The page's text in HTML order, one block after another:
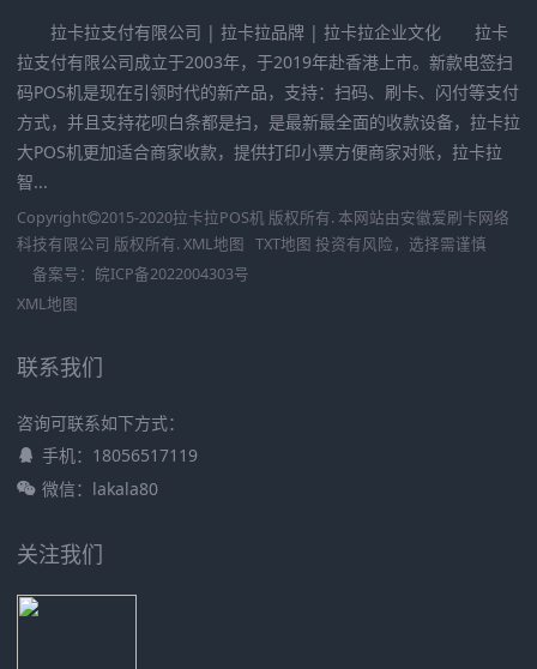
拉卡拉支付有限公司 | 拉卡拉品牌 | 拉卡拉企业文化 拉卡
拉支付有限公司成立于2003年，于2019年赴香港上市。新款电签扫
码POS机是现在引领时代的新产品，支持：扫码、刷卡、闪付等支付
方式，并且支持花呗白条都是扫，是最新最全面的收款设备，拉卡拉
大POS机更加适合商家收款，提供打印小票方便商家对账，拉卡拉
智...
Copyright 2015-2020拉卡拉POS机 版权所有. 本网站由安徽爱刷卡网络
科技有限公司 版权所有. XML地图 TXT地图 投资有风险，选择需谨慎
备案号： 皖ICP备2022004303号
XML地图
联系我们
咨询可联系如下方式：
手机：18056517119
微信：lakala80
关注我们